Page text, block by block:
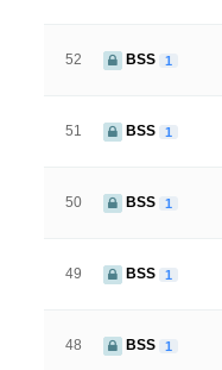
52 BSS 1
51 BSS 1
50 BSS 1
49 BSS 1
48 BSS 1